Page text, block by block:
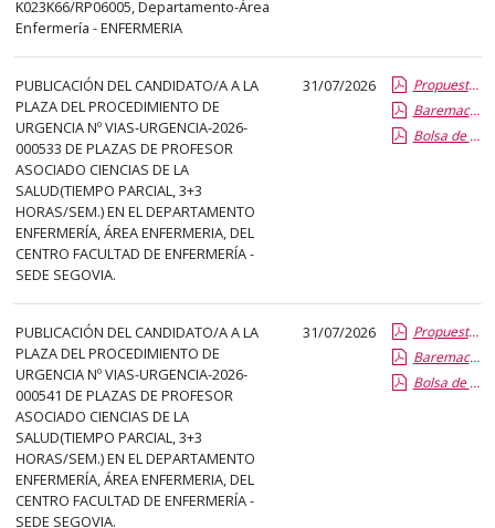
K023K66/RP06005, Departamento-Área
Enfermería - ENFERMERIA
PUBLICACIÓN DEL CANDIDATO/A A LA
PLAZA DEL PROCEDIMIENTO DE
URGENCIA Nº VIAS-URGENCIA-2026-
000533 DE PLAZAS DE PROFESOR
ASOCIADO CIENCIAS DE LA
SALUD(TIEMPO PARCIAL, 3+3
HORAS/SEM.) EN EL DEPARTAMENTO
ENFERMERÍA, ÁREA ENFERMERIA, DEL
CENTRO FACULTAD DE ENFERMERÍA -
SEDE SEGOVIA.
31/07/2026
Propuesta Formal de Contratacion por Vias de Urgencia
Baremacion de Candidatos
Bolsa de Empleo
PUBLICACIÓN DEL CANDIDATO/A A LA
PLAZA DEL PROCEDIMIENTO DE
URGENCIA Nº VIAS-URGENCIA-2026-
000541 DE PLAZAS DE PROFESOR
ASOCIADO CIENCIAS DE LA
SALUD(TIEMPO PARCIAL, 3+3
HORAS/SEM.) EN EL DEPARTAMENTO
ENFERMERÍA, ÁREA ENFERMERIA, DEL
CENTRO FACULTAD DE ENFERMERÍA -
SEDE SEGOVIA.
31/07/2026
Propuesta Formal de Contratacion por Vias de Urgencia
Baremacion de Candidatos
Bolsa de Empleo